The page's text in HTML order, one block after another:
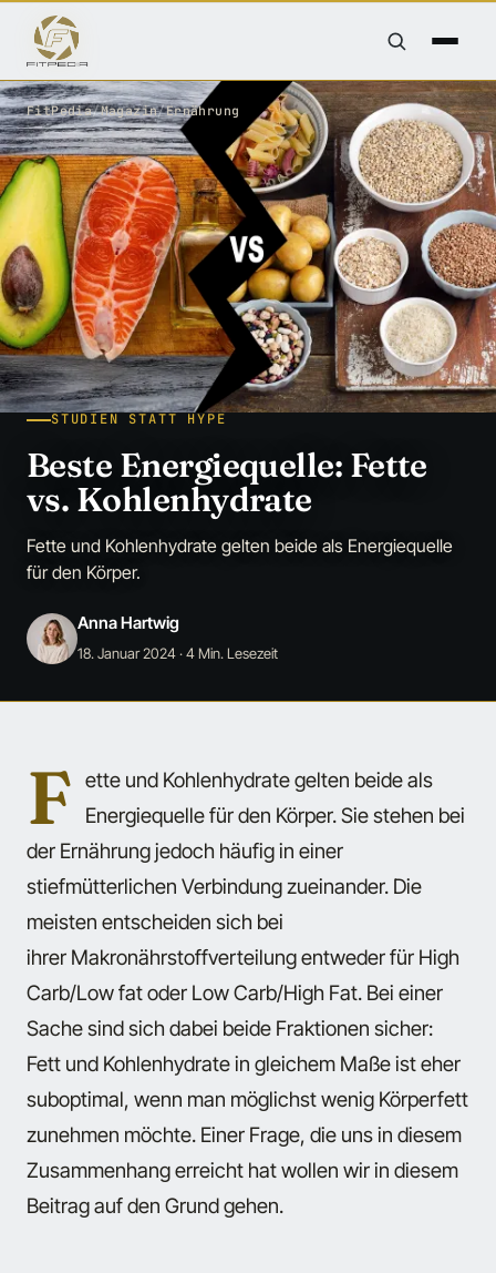
FitPedia/Magazin/Ernährung
STUDIEN STATT HYPE
Beste Energiequelle: Fette
vs. Kohlenhydrate
Fette und Kohlenhydrate gelten beide als Energiequelle
für den Körper.
Anna Hartwig
18. Januar 2024· 4 Min. Lesezeit
F ette und Kohlenhydrate gelten beide als
Energiequelle für den Körper. Sie stehen bei
der Ernährung jedoch häufig in einer
stiefmütterlichen Verbindung zueinander. Die
meisten entscheiden sich bei
ihrer Makronährstoffverteilung entweder für High
Carb/Low fat oder Low Carb/High Fat. Bei einer
Sache sind sich dabei beide Fraktionen sicher:
Fett und Kohlenhydrate in gleichem Maße ist eher
suboptimal, wenn man möglichst wenig Körperfett
zunehmen möchte. Einer Frage, die uns in diesem
Zusammenhang erreicht hat wollen wir in diesem
Beitrag auf den Grund gehen.